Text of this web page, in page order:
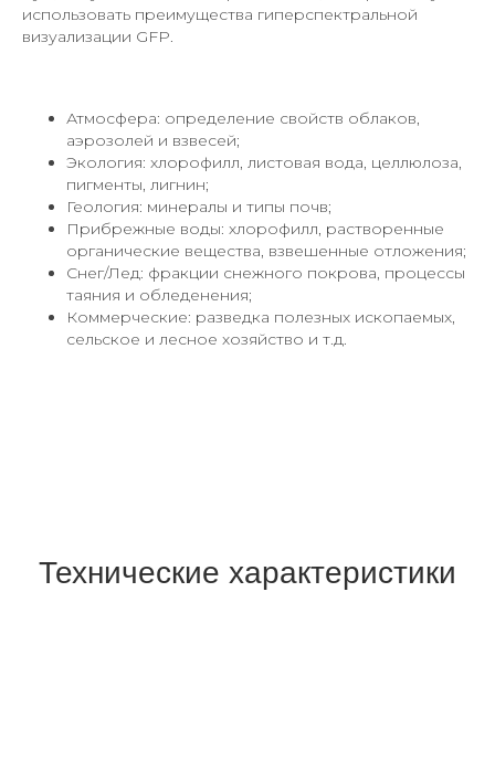
использовать преимущества гиперспектральной
визуализации GFP.
Атмосфера: определение свойств облаков,
аэрозолей и взвесей;
Экология: хлорофилл, листовая вода, целлюлоза,
пигменты, лигнин;
Геология: минералы и типы почв;
Прибрежные воды: хлорофилл, растворенные
органические вещества, взвешенные отложения;
Снег/Лед: фракции снежного покрова, процессы
таяния и обледенения;
Коммерческие: разведка полезных ископаемых,
сельское и лесное хозяйство и т.д.
Технические характеристики